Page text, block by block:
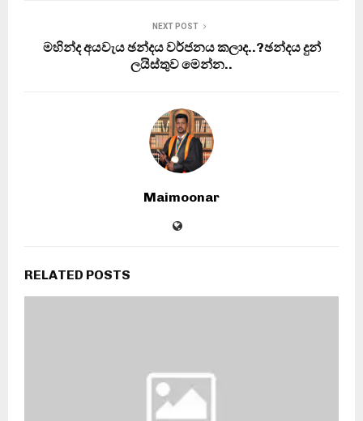
NEXT POST
මහින්ද අයවැය ඡන්දය වර්ජනය කලාද..?ඡන්දය දුන්
ලයිස්තුව මෙන්න..
Maimoonar
RELATED POSTS